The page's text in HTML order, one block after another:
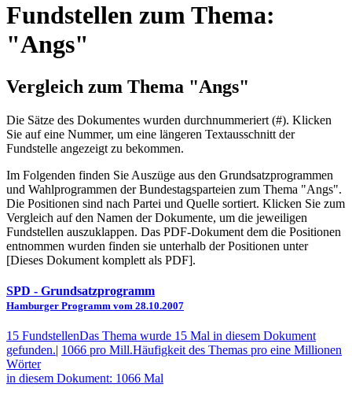
Fundstellen zum Thema:
"Angs"
Vergleich zum Thema "Angs"
Die Sätze des Dokum­entes wurden durch­nummeriert (#). Klicken
Sie auf eine Nummer, um eine längeren Textausschnitt der
Fundstelle angezeigt zu bekommen.
Im Folgenden finden Sie Auszüge aus den Grundsatz­program­men
und Wahl­program­men der Bundes­tags­parteien zum Thema "Angs".
Die Posi­tionen sind nach Partei und Quelle sortiert. Klicken Sie zum
Vergleich auf den Namen der Dokumente, um die jeweiligen
Fundstellen aus­zu­klappen. Das PDF-Dokument dem die Posi­tionen
entnommen wurden finden sie unterhalb der Positionen unter
[Dieses Dokument komplett als PDF].
SPD - Grundsatzprogramm
Hamburger Programm vom 28.10.2007
15 FundstellenDas Thema wurde 15 Mal in diesem Dokument
gefunden.| 1066 pro Mill.Häufigkeit des Themas pro eine Millionen
Wörter
in diesem Dokument: 1066 Mal